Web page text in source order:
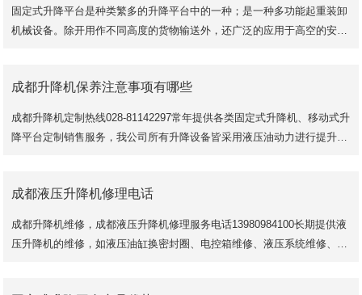
固定式升降平台是种类繁多的升降平台中的一种；是一种多功能起重装卸
机械设备。除开用作不同高度的货物输送外，还广泛的应用于高空的安
成都升降机保养注意事项有哪些
成都升降机定制热线028-81142297常年提供各类固定式升降机、移动式升
降平台定制销售服务，我公司所有升降设备皆采用液压油动力进行提升，
成都液压升降机修理电话
成都升降机维修，成都液压升降机修理服务电话13980984100长期提供液
压升降机的维修，如液压油缸换密封圈、电控箱维修、液压系统维修、楼